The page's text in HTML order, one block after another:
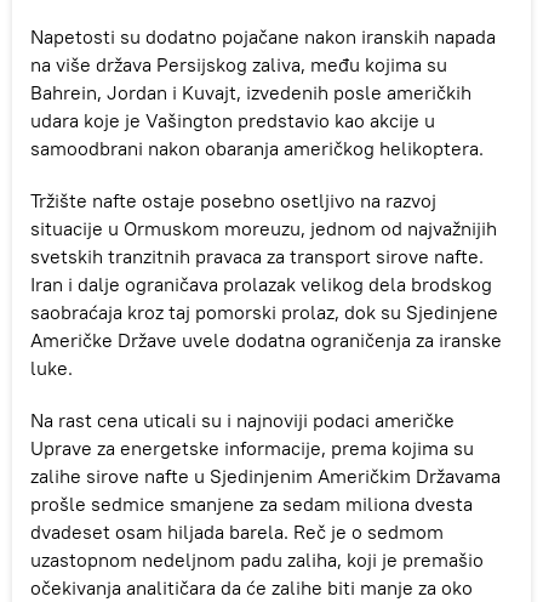
Napetosti su dodatno pojačane nakon iranskih napada
na više država Persijskog zaliva, među kojima su
Bahrein, Jordan i Kuvajt, izvedenih posle američkih
udara koje je Vašington predstavio kao akcije u
samoodbrani nakon obaranja američkog helikoptera.
Tržište nafte ostaje posebno osetljivo na razvoj
situacije u Ormuskom moreuzu, jednom od najvažnijih
svetskih tranzitnih pravaca za transport sirove nafte.
Iran i dalje ograničava prolazak velikog dela brodskog
saobraćaja kroz taj pomorski prolaz, dok su Sjedinjene
Američke Države uvele dodatna ograničenja za iranske
luke.
Na rast cena uticali su i najnoviji podaci američke
Uprave za energetske informacije, prema kojima su
zalihe sirove nafte u Sjedinjenim Američkim Državama
prošle sedmice smanjene za sedam miliona dvesta
dvadeset osam hiljada barela. Reč je o sedmom
uzastopnom nedeljnom padu zaliha, koji je premašio
očekivanja analitičara da će zalihe biti manje za oko